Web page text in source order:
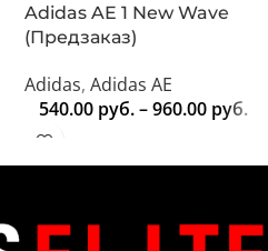
Adidas AE 1 New Wave
(Предзаказ)
Adidas, Adidas AE
540.00 руб.–960.00 руб.